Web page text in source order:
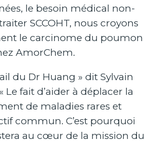
le besoin médical non-
SCCOHT, nous croyons
le carcinome du poumon
AmorChem.
du Dr Huang » dit Sylvain
fait d’aider à déplacer la
de maladies rares et
commun. C’est pourquoi
au cœur de la mission du